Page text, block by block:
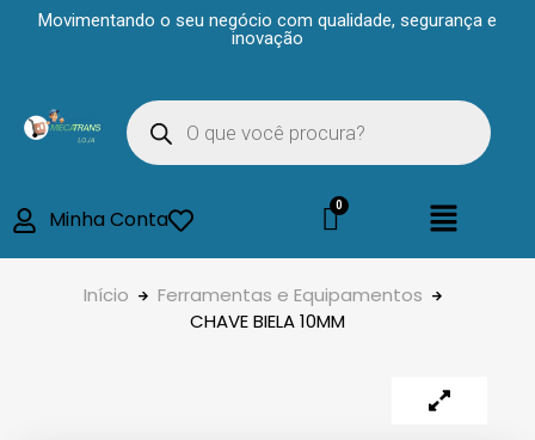
Movimentando o seu negócio com qualidade, segurança e
inovação
Minha Conta
Início
Ferramentas e Equipamentos
CHAVE BIELA 10MM